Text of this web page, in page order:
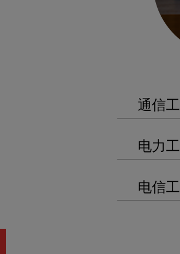
通信
电力
电信